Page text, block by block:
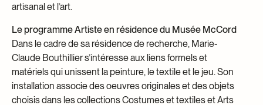
artisanal et l’art.
Le programme Artiste en résidence du Musée McCord
Dans le cadre de sa résidence de recherche, Marie-
Claude Bouthillier s’intéresse aux liens formels et
matériels qui unissent la peinture, le textile et le jeu. Son
installation associe des oeuvres originales et des objets
choisis dans les collections Costumes et textiles et Arts